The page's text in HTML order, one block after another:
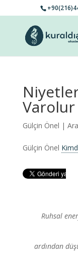
Varolur
Gülçin Önel |
Gülçin Önel
Ruhsal
ardından